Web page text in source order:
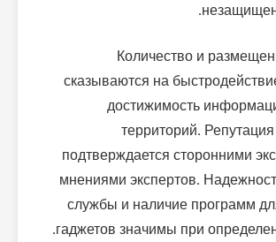
Количество и
сказываются на
достижимость
территорий.
подтверждается сторонними
мнениями экспертов.
службы и наличие программ
гаджетов значимы при